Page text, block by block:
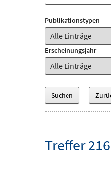
Publikationstypen
Erscheinungsjahr
Treffer 216